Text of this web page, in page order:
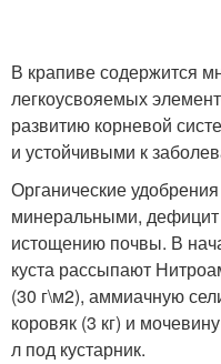
В крапиве содержится
легкоусвояемых
развитию корневой
и устойчивыми к
Органические
минеральными, дефицит
истощению почвы. В
куста рассыпают
(30 г\м2), аммиачную
коровяк (3 кг) и
л под кустарник.